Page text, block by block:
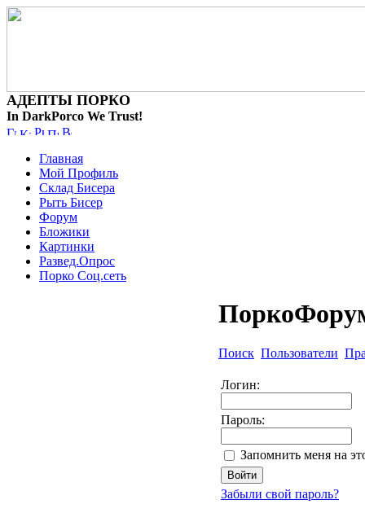
АДЕПТЫ ПОРКО
In DarkPorco We Trust!
Главная
Мой Профиль
Склад Бисера
Рыть Бисер
Форум
Бложики
Картинки
Развед.Опрос
Порко Соц.сеть
Поиск Пользователи
Логин:
Пароль:
Запомнить меня на
Забыли свой пароль?